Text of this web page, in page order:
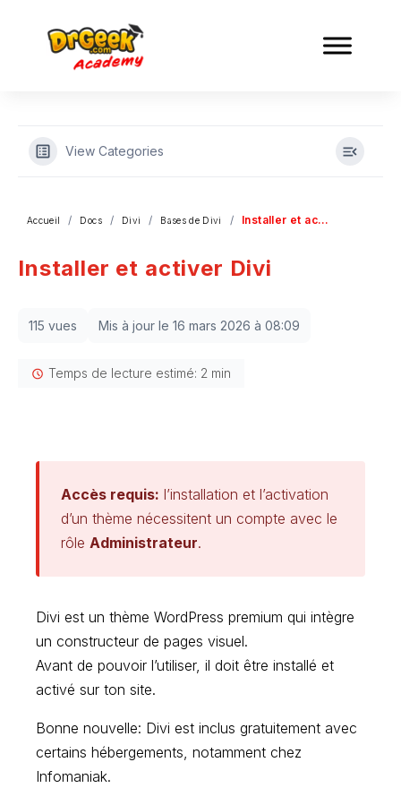
View Categories
Accueil Docs Divi Bases de Divi Installer et activer Divi
Installer et activer Divi
115 vues Mis à jour le 16 mars 2026 à 08:09
Temps de lecture estimé: 2 min
Accès requis: l’installation et l’activation
d’un thème nécessitent un compte avec le
rôle Administrateur.
Divi est un thème WordPress premium qui intègre
un constructeur de pages visuel.
Avant de pouvoir l’utiliser, il doit être installé et
activé sur ton site.
Bonne nouvelle: Divi est inclus gratuitement avec
certains hébergements, notamment chez
Infomaniak.